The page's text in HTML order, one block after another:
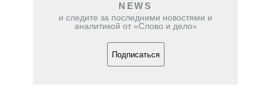
NEWS
и следите за последними новостями и
аналитикой от «Слово и дело»
Подписаться